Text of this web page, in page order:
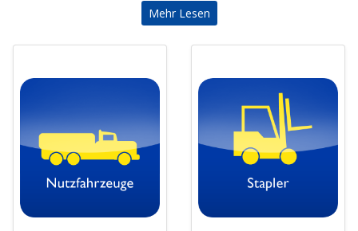
RearView-System die Sicht auf den Bereich hinter
dem Fahrzeug. Es unterstützt beim
Rückwärtsfahren, Einparken und Manövrieren in
engen Umgebungen, wodurch das Risiko von
Unfällen und Schäden minimiert wird.
CornerEye (Klasse V & VI) | SideEye
(Abbiegeassistent):
Diese Kamerasysteme
Mehr Lesen